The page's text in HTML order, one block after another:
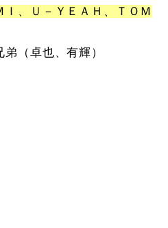
Ｉ、Ｕ－ＹＥＡＨ、ＴＯＭ
弟（卓也、有輝）